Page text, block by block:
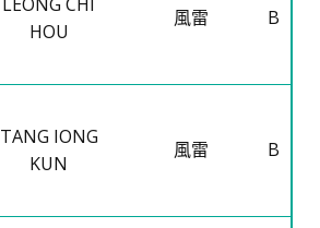
HOU
風雷 B
TANG IONG
KUN
風雷 B